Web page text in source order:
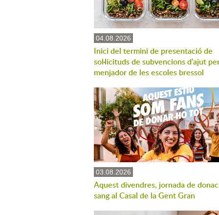
04.08.2026
Inici del termini de presentació de
sol·licituds de subvencions d'ajut
menjador de les escoles bressol
03.08.2026
Aquest divendres, jornada de
sang al Casal de la Gent Gran